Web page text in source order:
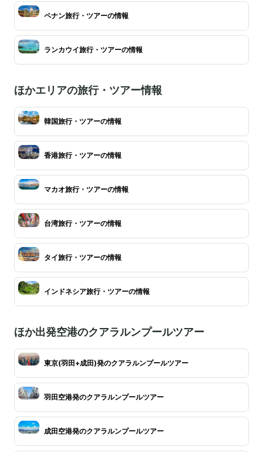
ペナン旅行・ツアーの情報
ランカウイ旅行・ツアーの情報
ほかエリアの旅行・ツアー情報
韓国旅行・ツアーの情報
香港旅行・ツアーの情報
マカオ旅行・ツアーの情報
台湾旅行・ツアーの情報
タイ旅行・ツアーの情報
インドネシア旅行・ツアーの情報
ほか出発空港のクアラルンプールツアー
東京(羽田+成田)発のクアラルンプールツアー
羽田空港発のクアラルンプールツアー
成田空港発のクアラルンプールツアー